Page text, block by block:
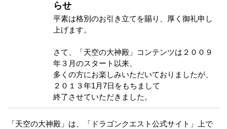
らせ
平素は格別のお引き立てを賜り、厚く御礼申し
上げます。
さて、「天空の大神殿」コンテンツは２００９
年３月のスタート以来、
多くの方にお楽しみいただいておりましたが、
２０１３年1月7日をもちまして
終了させていただきました。
「天空の大神殿」は、「ドラゴンクエスト公式サイト」上で